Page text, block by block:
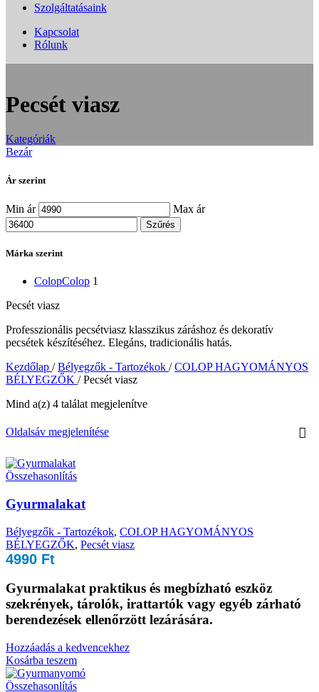
Szolgáltatásaink
Kapcsolat
Rólunk
Pecsét viasz
Kategóriák
Bezár
Ár szerint
Min ár Max ár
Szűrés
Márka szerint
ColopColop 1
Pecsét viasz
Professzionális pecsétviasz klasszikus záráshoz és dekoratív
pecsétek készítéséhez. Elegáns, tradicionális hatás.
Kezdőlap / Bélyegzők - Tartozékok / COLOP HAGYOMÁNYOS
BÉLYEGZŐK / Pecsét viasz
Mind a(z) 4 találat megjelenítve
Oldalsáv megjelenítése
Összehasonlítás
Gyurmalakat
Bélyegzők - Tartozékok, COLOP HAGYOMÁNYOS
BÉLYEGZŐK, Pecsét viasz
4990 Ft
Gyurmalakatpraktikus és megbízható eszköz
szekrények, tárolók, irattartók vagy egyéb zárható
berendezések ellenőrzött lezárására.
Hozzáadás a kedvencekhez
Kosárba teszem
Összehasonlítás